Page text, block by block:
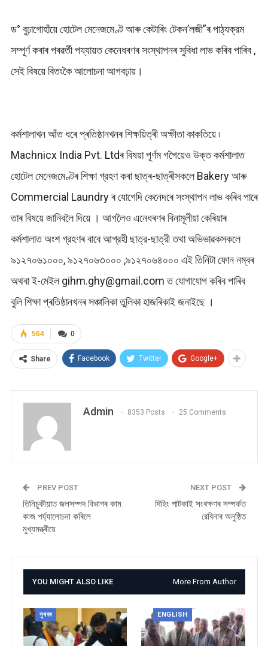
ড° বুঢ়াগোহাঁয়ে হোটেল মেনেজমেণ্ট আৰু কেটাৰিং টেকন’লজী”ৰ পাঠ্যক্রম
সম্পূর্ণ কৰাৰ পৰৱৰ্তী পয্যায়ত কেনেধৰণৰ সংস্থাপনৰ সুবিধা লাভ কৰিব পাৰিব ,
সেই বিষয়ে বিতংকৈ আলোচনা আগবঢ়ায়।
কৰ্মশালাখন আঁত ধৰে প্ৰতিষ্ঠানখনৰ শিক্ষয়িত্ৰী অক্ষীতা কাকতিয়ে ৷
Machnicx India Pvt. Ltdৰ বিষয়া পূৰ্ণম গগৈয়েও উক্ত কৰ্মশালাত
হোটেল মেনেজমেণ্টৰ শিক্ষা গ্রহণ কৰা ছাত্ৰ-ছাত্ৰীসকলে Bakery আৰু
Commercial Laundry ৰ যোগেদি কেনেদৰে সংস্থাপন লাভ কৰিব পাৰে
তাৰ বিষয়ে জানিবলৈ দিয়ে । আগলৈও এনেধৰণৰ বিনামূলীয়া কেৰিয়াৰ
কৰ্মশালাত অংশ গ্রহণৰ বাবে আগ্রহী ছাত্র-ছাত্রী তথা অভিভাৱকসকলে
৯১২৭০৬১০০০, ৯১২৭০৬৩০০০ ,৯১২৭০৬৪০০০ এই তিনিটা ফোন নম্বৰ
অথবা ই-মেইলgihm.ghy@gmail.comত যোগাযোগ কৰিব পাৰিব
বুলি শিক্ষা প্ৰতিষ্ঠানখনৰ সঞ্চালিকা তুলিকা হাজৰিকাই জনাইছে ।
0
564
Share Facebook Twitter Google+
Admin 8353 Posts 25 Comments
PREV POST
তিনিচুকীয়াত জলসম্পদ বিভাগৰ কাম
কাজ পৰ্য্যালোচনা কৰিলে
মুখ্যমন্ত্ৰীয়ে
NEXT POST
দিহিং পাটকাই সংৰক্ষণৰ সম্পৰ্কত
ৱেবিনাৰ অনুষ্ঠিত
YOU MIGHT ALSO LIKE More From Author
সুখবৰ ENGLISH